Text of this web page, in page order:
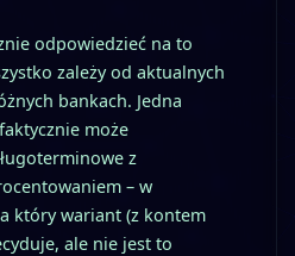
odpowiedzieć na to
zależy od aktualnych
bankach. Jedna
może
z
– w
który wariant (z kontem
ale nie jest to